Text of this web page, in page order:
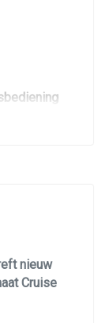
nieuw
Cruise